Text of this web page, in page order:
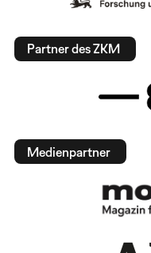
Partner des ZKM
Medienpartner